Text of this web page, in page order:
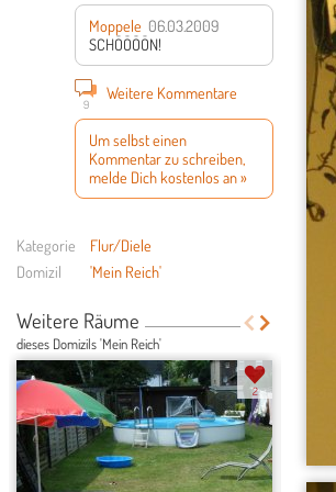
Moppele 06.03.2009
SCHÖÖÖÖN!
9
Weitere Kommentare
Um selbst einen
Kommentar zu schreiben,
melde Dich kostenlos an »
Kategorie
Flur/Diele
Domizil
'Mein Reich'
Weitere Räume
dieses Domizils 'Mein Reich'
2